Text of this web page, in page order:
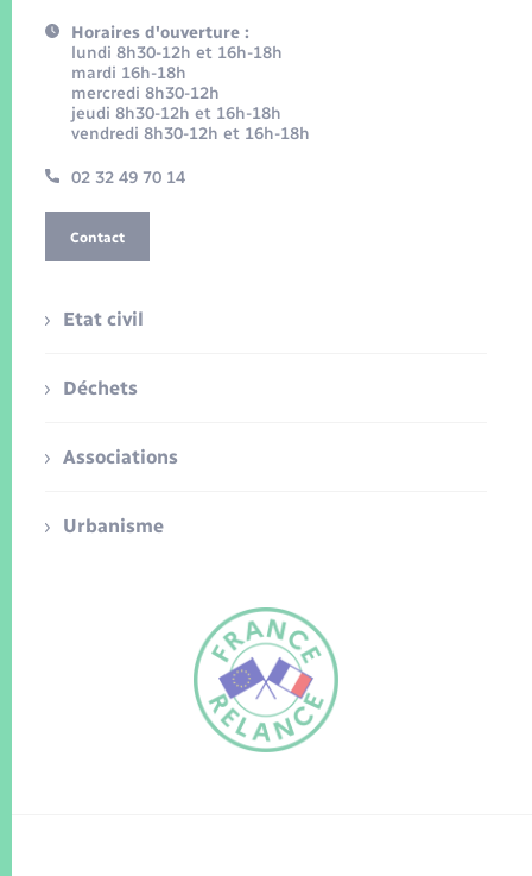
Horaires d'ouverture :
lundi 8h30-12h et 16h-18h
mardi 16h-18h
mercredi 8h30-12h
jeudi 8h30-12h et 16h-18h
vendredi 8h30-12h et 16h-18h
02 32 49 70 14
Contact
Etat civil
Déchets
Associations
Urbanisme